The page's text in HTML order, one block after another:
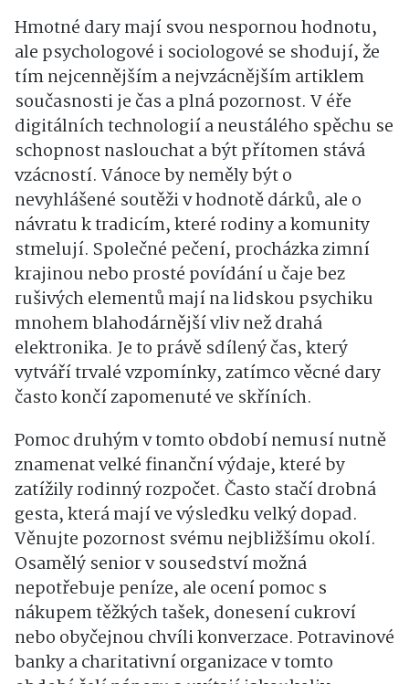
Hmotné dary mají svou nespornou hodnotu,
ale psychologové i sociologové se shodují, že
tím nejcennějším a nejvzácnějším artiklem
současnosti je čas a plná pozornost. V éře
digitálních technologií a neustálého spěchu se
schopnost naslouchat a být přítomen stává
vzácností. Vánoce by neměly být o
nevyhlášené soutěži v hodnotě dárků, ale o
návratu k tradicím, které rodiny a komunity
stmelují. Společné pečení, procházka zimní
krajinou nebo prosté povídání u čaje bez
rušivých elementů mají na lidskou psychiku
mnohem blahodárnější vliv než drahá
elektronika. Je to právě sdílený čas, který
vytváří trvalé vzpomínky, zatímco věcné dary
často končí zapomenuté ve skříních.
Pomoc druhým v tomto období nemusí nutně
znamenat velké finanční výdaje, které by
zatížily rodinný rozpočet. Často stačí drobná
gesta, která mají ve výsledku velký dopad.
Věnujte pozornost svému nejbližšímu okolí.
Osamělý senior v sousedství možná
nepotřebuje peníze, ale ocení pomoc s
nákupem těžkých tašek, donesení cukroví
nebo obyčejnou chvíli konverzace. Potravinové
banky a charitativní organizace v tomto